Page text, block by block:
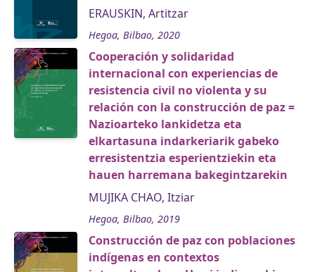
ERAUSKIN, Artitzar
Hegoa, Bilbao, 2020
Cooperación y solidaridad
internacional con experiencias de
resistencia civil no violenta y su
relación con la construcción de paz =
Nazioarteko lankidetza eta
elkartasuna indarkeriarik gabeko
erresistentzia esperientziekin eta
hauen harremana bakegintzarekin
MUJIKA CHAO, Itziar
Hegoa, Bilbao, 2019
Construcción de paz con poblaciones
indígenas en contextos